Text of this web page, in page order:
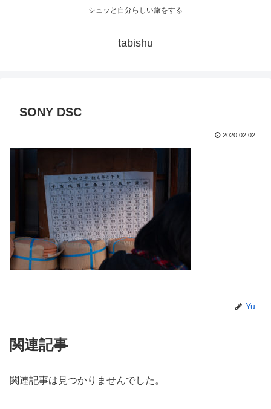
シュッと自分らしい旅をする
tabishu
SONY DSC
2020.02.02
Yu
関連記事
関連記事は見つかりませんでした。